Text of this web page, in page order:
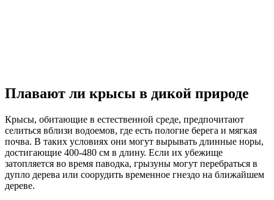
Плавают ли крысы в дикой природе
Крысы, обитающие в естественной среде, предпочитают
селиться вблизи водоемов, где есть пологие берега и мягкая
почва. В таких условиях они могут вырывать длинные норы,
достигающие 400-480 см в длину. Если их убежище
затопляется во время паводка, грызуны могут перебраться в
дупло дерева или соорудить временное гнездо на ближайшем
дереве.